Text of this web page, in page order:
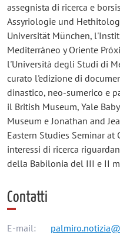
assegnista di ricerca e
Assyriologie und
Universität München,
Mediterráneo y Oriente
l'Università degli Studi di
curato l'edizione di
dinastico, neo-sumerico e
il British Museum, Yale
Museum e Jonathan and
Eastern Studies Seminar
interessi di ricerca
della Babilonia del III e II
Contatti
E-mail: